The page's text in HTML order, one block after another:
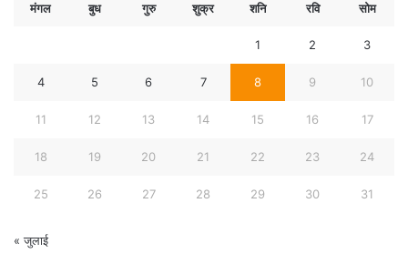
मंगल बुध गुरु शुक्र शनि रवि सोम
1 2 3
4 5 6 7 8 9 10
11 12 13 14 15 16 17
18 19 20 21 22 23 24
25 26 27 28 29 30 31
« जुलाई